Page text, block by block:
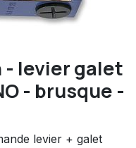
- levier galet
- brusque -
levier + galet